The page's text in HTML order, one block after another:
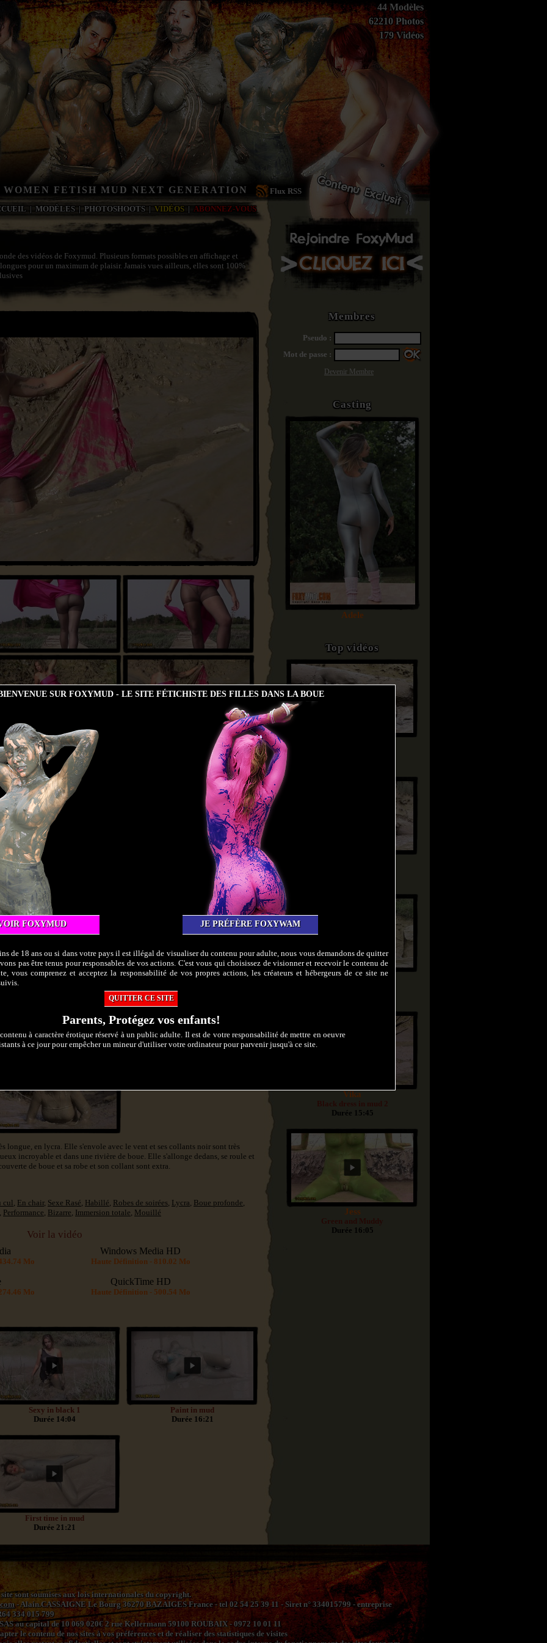
SUR FOXYMUD - LE SITE FÉTICHISTE DES FILLES DANS LA BOUE
FOXYMUD JE PRÉFÈRE FOXYWAM
de 18 ans ou si dans votre pays il est illégal de visualiser du contenu pour adulte, nous vous demandons de quitter
pas être tenus pour responsables de vos actions. C'est vous qui choisissez de visionner et recevoir le contenu de
vous comprenez et acceptez la responsabilité de vos propres actions, les créateurs et hébergeurs de ce site ne
QUITTER CE SITE
Parents, Protégez vos enfants!
à caractère érotique réservé à un public adulte. Il est de votre responsabilité de mettre en oeuvre
à ce jour pour empêcher un mineur d'utiliser votre ordinateur pour parvenir jusqu'à ce site.
WOMEN FETISH MUD NEXT GENERATION
Flux RSS
| MODÈLES | PHOTOSHOOTS | VIDÉOS | ABONNEZ-VOUS
44 Modèles
62210 Photos
179 Vidéos
des vidéos de Foxymud. Plusieurs formats possibles en affichage et
pour un maximum de plaisir. Jamais vues ailleurs, elles sont 100%
longue, en lycra. Elle s'envole avec le vent et ses collants noir sont très
incroyable et dans une rivière de boue. Elle s'allonge dedans, se roule et
de boue et sa robe et son collant sont extra.
cul En chair, Sexe Rasé Habillé Robes de soirées Lycra Boue profonde
Performance Bizarre Immersion totale Mouillé
Voir la vidéo
Mo
Windows Media HD
Haute Définition - 810.02 Mo
Mo
QuickTime HD
Haute Définition - 500.54 Mo
Sexy in black 1
Durée 14:04
Paint in mud
Durée 16:21
First time in mud
Durée 21:21
Membres
Pseudo :
Mot de passe :
Devenir Membre
Casting
Adele
Top vidéos
Ayako
Vika
Durée 15:45
Jess
Durée 16:05
sont soumises aux lois internationales du copyright.
- Alain.CASSAIGNE Le Bourg 36270 BAZAIGES France - tel 02 54 25 39 11 - Siret n° 334015799 - entreprise
334 015 799
au capital de 10 069 020€ 2 rue Kellermann 59100 ROUBAIX - 0972 10 01 11
le contenu de nos sites à vos préférences et de réaliser des statistiques de visites